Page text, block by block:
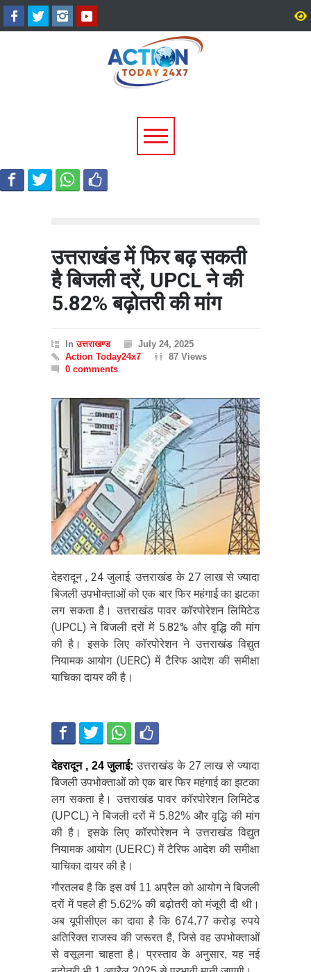
अल्मोड़ा के गांव से आसमान तक: रवि
टम्टा ने तैयार किया पर्सनल फ्लाइंग
व्हीकल, सफल ट्रायल से मची चर्चा
उत्तराखंड में फिर बढ़ सकती
है बिजली दरें, UPCL ने की
5.82% बढ़ोतरी की मांग
Inउत्तराखण्ड
July 24, 2025
Action Today24x7
87 Views
0 comments
देहरादून , 24 जुलाई: उत्तराखंड के 27 लाख से ज्यादा
बिजली उपभोक्ताओं को एक बार फिर महंगाई का झटका
लग सकता है। उत्तराखंड पावर कॉरपोरेशन लिमिटेड
(UPCL) ने बिजली दरों में 5.82% और वृद्धि की मांग
की है। इसके लिए कॉरपोरेशन ने उत्तराखंड विद्युत
नियामक आयोग (UERC) में टैरिफ आदेश की समीक्षा
याचिका दायर की है।
देहरादून , 24 जुलाई: उत्तराखंड के 27 लाख से ज्यादा
बिजली उपभोक्ताओं को एक बार फिर महंगाई का झटका
लग सकता है। उत्तराखंड पावर कॉरपोरेशन लिमिटेड
(UPCL) ने बिजली दरों में 5.82% और वृद्धि की मांग
की है। इसके लिए कॉरपोरेशन ने उत्तराखंड विद्युत
नियामक आयोग (UERC) में टैरिफ आदेश की समीक्षा
याचिका दायर की है।
गौरतलब है कि इस वर्ष 11 अप्रैल को आयोग ने बिजली
दरों में पहले ही 5.62% की बढ़ोतरी को मंजूरी दी थी।
अब यूपीसीएल का दावा है कि 674.77 करोड़ रुपये
अतिरिक्त राजस्व की जरूरत है, जिसे वह उपभोक्ताओं
से वसूलना चाहता है। प्रस्ताव के अनुसार, यह नई